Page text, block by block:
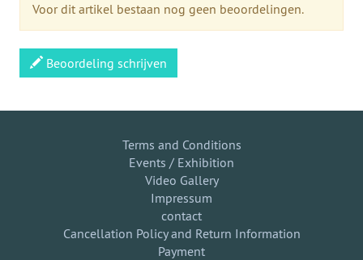
Voor dit artikel bestaan nog geen beoordelingen.
Beoordeling schrijven
Terms and Conditions
Events / Exhibition
Video Gallery
Impressum
contact
Cancellation Policy and Return Information
Payment